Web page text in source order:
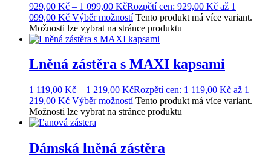
929,00 Kč – 1 099,00 KčRozpětí cen: 929,00 Kč až 1
099,00 Kč Výběr možností Tento produkt má více variant.
Možnosti lze vybrat na stránce produktu
Lněná zástěra s MAXI kapsami
1 119,00 Kč – 1 219,00 KčRozpětí cen: 1 119,00 Kč až 1
219,00 Kč Výběr možností Tento produkt má více variant.
Možnosti lze vybrat na stránce produktu
Dámská lněná zástěra